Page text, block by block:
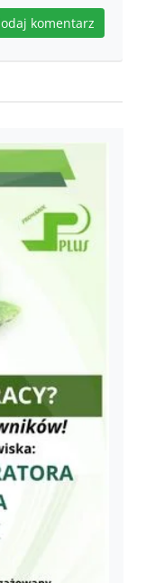
komentarz